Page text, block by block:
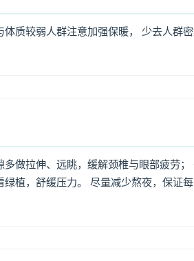
质较弱人群注意加强保暖， 少去人群
做拉伸、远眺，缓解颈椎与眼部疲劳
植，舒缓压力。 尽量减少熬夜，保证